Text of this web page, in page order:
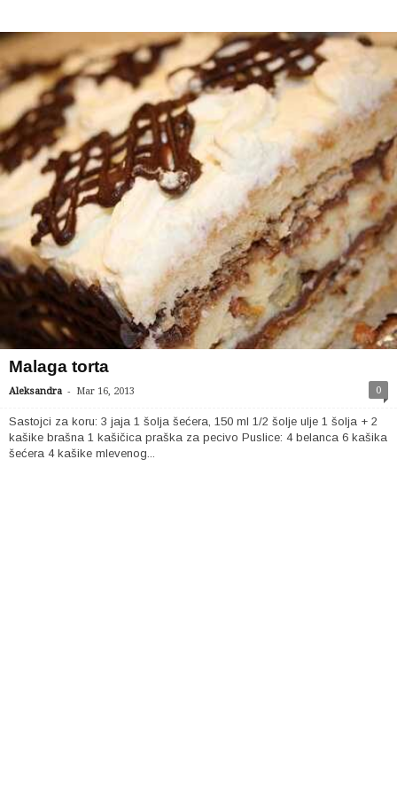
Malaga torta
Aleksandra - Mar 16, 2013 0
Sastojci za koru: 3 jaja 1 šolja šećera, 150 ml 1/2 šolje ulje 1 šolja + 2
kašike brašna 1 kašičica praška za pecivo Puslice: 4 belanca 6 kašika
šećera 4 kašike mlevenog...